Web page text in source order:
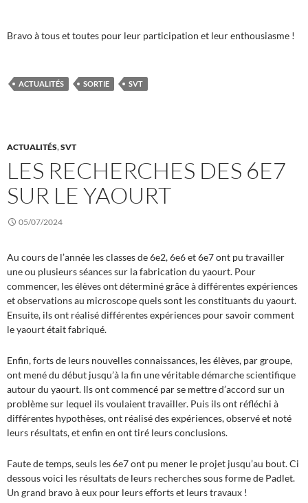
Bravo à tous et toutes pour leur participation et leur enthousiasme !
ACTUALITÉS SORTIE SVT
ACTUALITÉS,SVT
LES RECHERCHES DES 6E7
SUR LE YAOURT
05/07/2024
Au cours de l’année les classes de 6e2, 6e6 et 6e7 ont pu travailler
une ou plusieurs séances sur la fabrication du yaourt. Pour
commencer, les élèves ont déterminé grâce à différentes expériences
et observations au microscope quels sont les constituants du yaourt.
Ensuite, ils ont réalisé différentes expériences pour savoir comment
le yaourt était fabriqué.
Enfin, forts de leurs nouvelles connaissances, les élèves, par groupe,
ont mené du début jusqu’à la fin une véritable démarche scientifique
autour du yaourt. Ils ont commencé par se mettre d’accord sur un
problème sur lequel ils voulaient travailler. Puis ils ont réfléchi à
différentes hypothèses, ont réalisé des expériences, observé et noté
leurs résultats, et enfin en ont tiré leurs conclusions.
Faute de temps, seuls les 6e7 ont pu mener le projet jusqu’au bout. Ci
dessous voici les résultats de leurs recherches sous forme de Padlet.
Un grand bravo à eux pour leurs efforts et leurs travaux !